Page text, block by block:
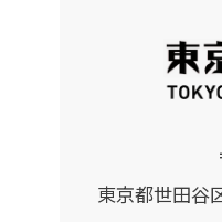
東京都世田谷